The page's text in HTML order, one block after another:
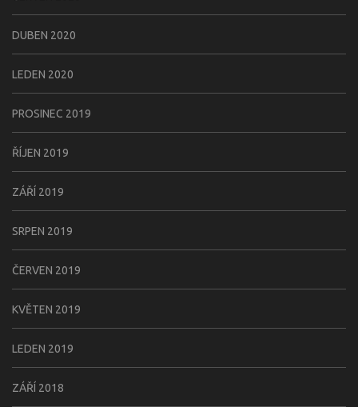
DUBEN 2020
LEDEN 2020
PROSINEC 2019
ŘÍJEN 2019
ZÁŘÍ 2019
SRPEN 2019
ČERVEN 2019
KVĚTEN 2019
LEDEN 2019
ZÁŘÍ 2018